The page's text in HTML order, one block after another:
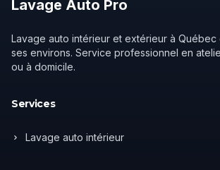
Lavage Auto Pro
Lavage auto intérieur et extérieur à Québec
ses environs. Service professionnel en
ou à domicile.
Services
Lavage auto intérieur